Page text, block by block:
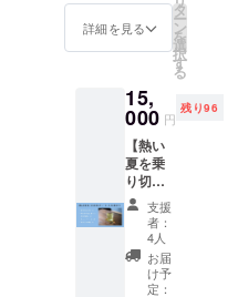
ンと
パッ
ザイン
が異な
る場合
があり
ますの
で、あ
らかじ
めご了
承くだ
さ
い。」
浩之さ
んに願
した。
&プレミ
アムや
ポパイ
の表紙
をも手
がけら
れた青
那さん
が描く
墨は私
ナル
お茶手
チケッ
ト×2
(TEA
STAND
GEN
YAMAT
E (茶立
玄 山手)
で使え
るチ
ケッ
ト。ど
茶
ティー
バッグ
5g×10
り)×1 ・
オリジ
ナル
新茶水
出し茶
(和紅茶
ティー
バッグ
5g×10
包入
り)×1 ・
オリジ
詳細を見る
タ
ー
ン
を
選
択
す
る
15,
000 円
残り96
【熱い
夏を乗
り切る
新茶の
ティー
セット
応援支
援！】
・オリ
支援
者：
4人
お届
け予
定：